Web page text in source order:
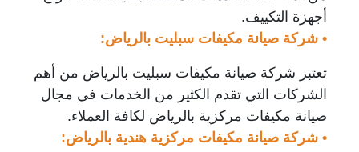
أجهزة التكييف.
• شركة صيانة مكيفات سبليت بالرياض:
تعتبر شركة صيانة مكيفات سبليت بالرياض من أهم
الشركات التي تقدم الكثير من الخدمات في مجال
صيانة مكيفات مركزية بالرياض لكافة العملاء.
• شركة صيانة مكيفات مركزية هندية بالرياض: